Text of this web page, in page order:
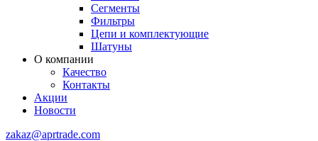
Сегменты
Фильтры
Цепи и комплектующие
Шатуны
О компании
Качество
Контакты
Акции
Новости
zakaz@aprtrade.com